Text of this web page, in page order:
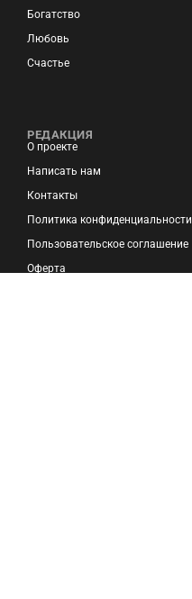
Богатство
Любовь
Счастье
РЕДАКЦИЯ
О проекте
Написать нам
Контакты
Политика конфиденциальности
Пользовательское соглашение
Оферта